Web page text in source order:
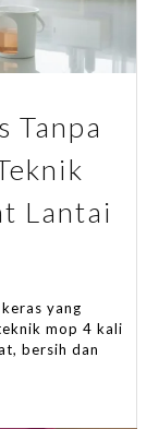
Tanpa
Lantai
yang
mop 4 kali
bersih dan